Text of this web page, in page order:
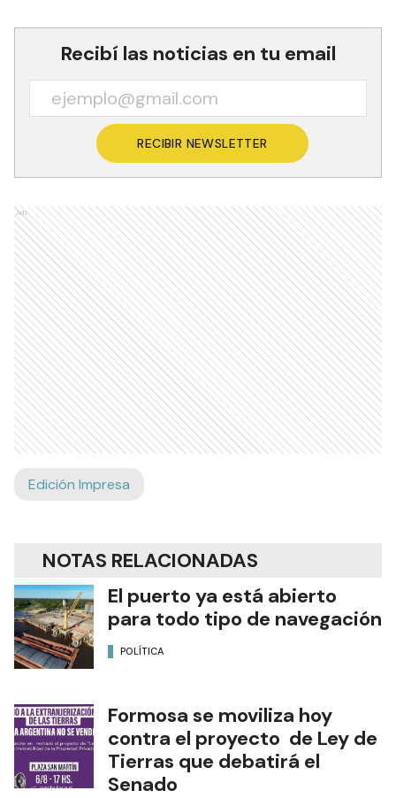
Recibí las noticias en tu email
RECIBIR NEWSLETTER
Ads
Edición Impresa
NOTAS RELACIONADAS
El puerto ya está abierto
para todo tipo de navegación
POLÍTICA
Formosa se moviliza hoy
contra el proyecto de Ley de
Tierras que debatirá el
Senado